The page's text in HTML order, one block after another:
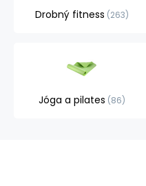
Drobný fitness 263
Jóga a pilates 86